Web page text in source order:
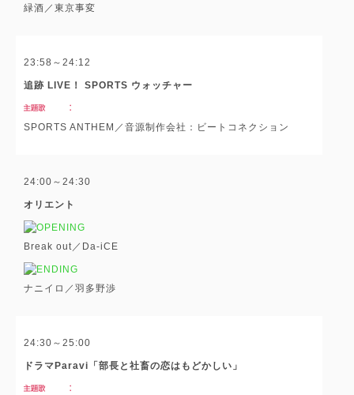
緑酒／東京事変
23:58～24:12
追跡 LIVE！ SPORTS ウォッチャー
SPORTS ANTHEM／音源制作会社：ビートコネクション
24:00～24:30
オリエント
Break out／Da-iCE
ナニイロ／羽多野渉
24:30～25:00
ドラマParavi「部長と社畜の恋はもどかしい」